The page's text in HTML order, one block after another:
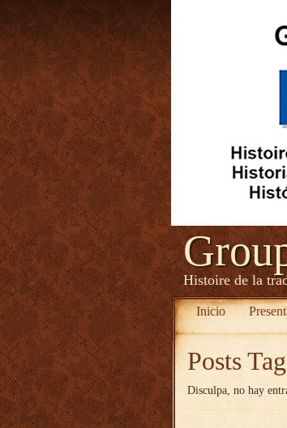
Histoire de la
Inicio
Posts
Disculpa, no hay